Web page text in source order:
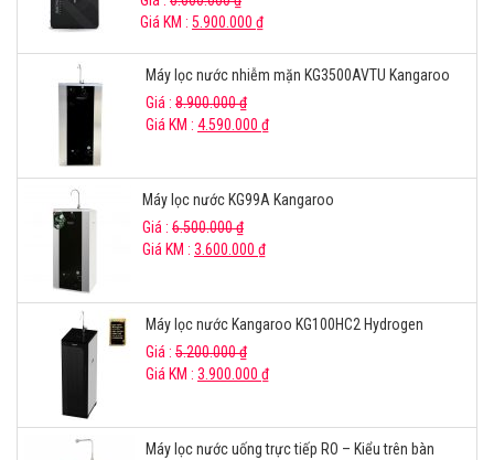
Giá KM : 5.900.000 ₫
Máy lọc nước nhiễm mặn KG3500AVTU Kangaroo
Giá : 8.900.000₫
Giá KM : 4.590.000 ₫
Máy lọc nước KG99A Kangaroo
Giá : 6.500.000₫
Giá KM : 3.600.000 ₫
Máy lọc nước Kangaroo KG100HC2 Hydrogen
Giá : 5.200.000₫
Giá KM : 3.900.000 ₫
Máy lọc nước uống trực tiếp RO – Kiểu trên bàn